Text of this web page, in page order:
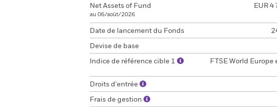
Net Assets of Fund
au 06/août/2026
EUR 4
Date de lancement du Fonds
Devise de base
Indice de référence cible 1
FTSE World Europe
Droits d'entrée
Frais de gestion